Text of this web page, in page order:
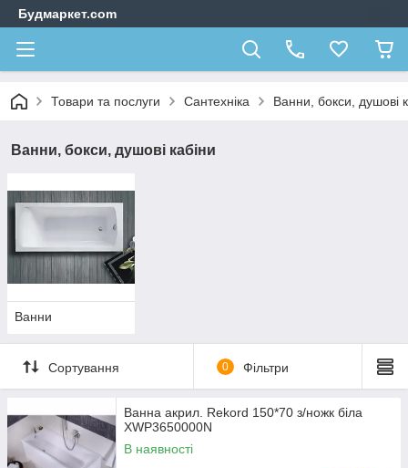
Будмаркет.com
Товари та послуги Сантехніка Ванни, бокси, душові
Ванни, бокси, душові кабіни
Ванни
Сортування 0 Фільтри
Ванна акрил. Rekord 150*70 з/ножк біла
XWP3650000N
В наявності